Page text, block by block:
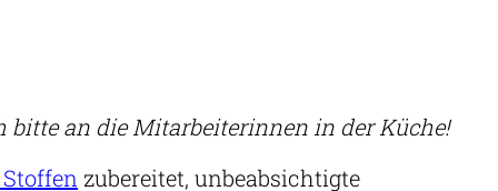
an die Mitarbeiterinnen in der Küche!
zubereitet, unbeabsichtigte